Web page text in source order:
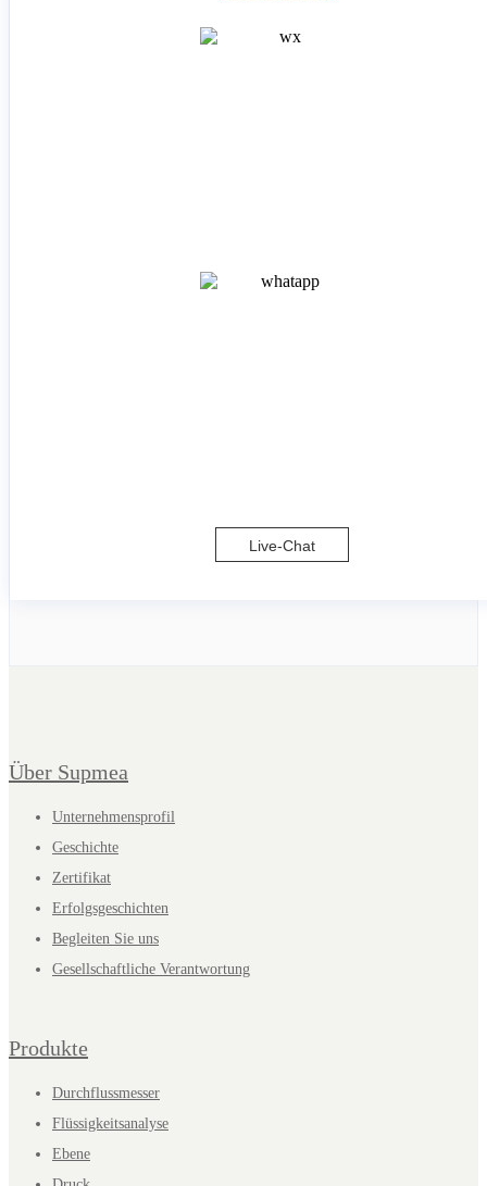
Live-Chat
Über Supmea
Unternehmensprofil
Geschichte
Zertifikat
Erfolgsgeschichten
Begleiten Sie uns
Gesellschaftliche Verantwortung
Produkte
Durchflussmesser
Flüssigkeitsanalyse
Ebene